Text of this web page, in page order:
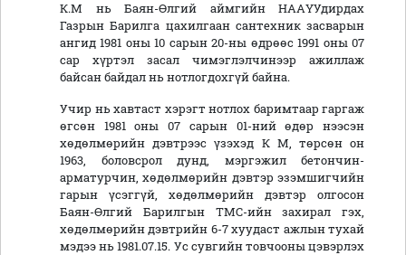
К.М нь Баян-Өлгий аймгийн НААҮУдирдах
Газрын Барилга цахилгаан сантехник засварын
ангид 1981 оны 10 сарын 20-ны өдрөөс 1991 оны 07
сар хүртэл засал чимэглэлчинээр ажиллаж
байсан байдал нь нотлогдохгүй байна.
Учир нь хавтаст хэрэгт нотлох баримтаар гаргаж
өгсөн 1981 оны 07 сарын 01-ний өдөр нээсэн
хөдөлмөрийн дэвтрээс үзэхэд К М, төрсөн он
1963, боловсрол дунд, мэргэжил бетончин-
арматурчин, хөдөлмөрийн дэвтэр эзэмшигчийн
гарын үсэггүй, хөдөлмөрийн дэвтэр олгосон
Баян-Өлгий Барилгын ТМС-ийн захирал гэх,
хөдөлмөрийн дэвтрийн 6-7 хуудаст ажлын тухай
мэдээ нь 1981.07.15. Ус сувгийн товчооны цэвэрлэх